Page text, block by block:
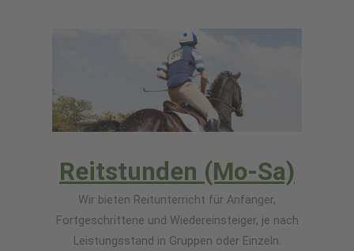
Reitstunden (Mo-Sa)
Wir bieten Reitunterricht für Anfänger,
Fortgeschrittene und Wiedereinsteiger, je nach
Leistungsstand in Gruppen oder Einzeln.